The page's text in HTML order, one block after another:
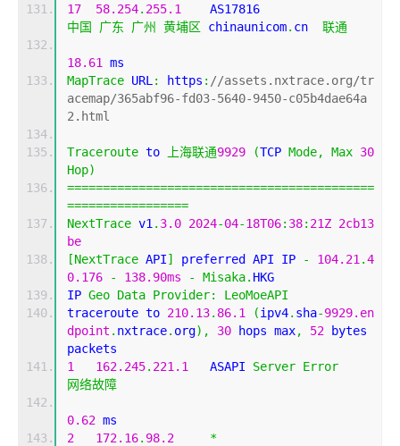
17
58.254. 255.1
中国
广东 广州 黄埔区 chinaunicom. cn 联通
18.61
ms
MapTrace URL : https : //assets.nxtrace.org/tr
acemap/365abf96-fd03-5640-9450-c05b4dae64a
2.html
Traceroute to 上海联通9929 (TCP Mode, Max 30
Hop)
===========================================
=================
NextTrace v1 . 3.0 2024-04-18T06: 38: 21Z 2cb13
be
[NextTrace API] preferred API IP - 104.21 .4
0.176
- 138.90ms - Misaka. HKG
IP Geo Data Provider:
LeoMoeAPI
traceroute to 210.13. 86.1 (ipv4. sha-9929.en
dpoint . nxtrace. org), 30 hops max, 52 bytes
packets
1
162.245. 221.1
   ASAPI
Server Error
网络故障
0.62 ms
2
172.16. 98.2
*